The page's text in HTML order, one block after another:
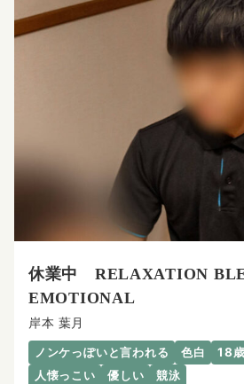
休業中 RELAXATION
EMOTIONAL
岸本 葉月
ノンケっぽいと言われる 色白 18
人懐っこい
優しい 競泳